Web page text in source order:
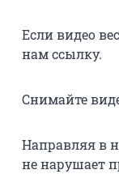
Если видео
нам ссылку.
Снимайте
Направляя в
не нарушает